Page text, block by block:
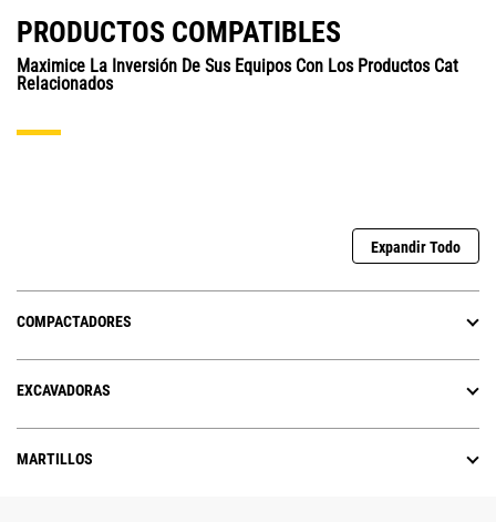
PRODUCTOS COMPATIBLES
Maximice La Inversión De Sus Equipos Con Los Productos Cat
Relacionados
Expandir Todo
COMPACTADORES
EXCAVADORAS
MARTILLOS